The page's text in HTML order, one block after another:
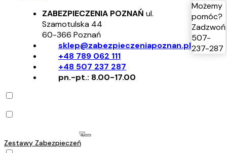
ZABEZPIECZENIA POZNAŃ ul.
Szamotulska 44
60-366 Poznań
sklep@zabezpieczeniapoznan.pl
+48 789 062 111
+48 507 237 287
pn.-pt.: 8.00-17.00
Możemy
pomóc?
Zadzwoń
507-
237-287
Zestawy Zabezpieczeń